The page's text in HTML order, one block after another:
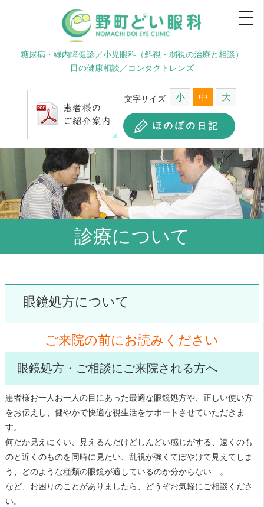
糖尿病・緑内障健診／小児眼科（斜視・弱視の治療と相談）
目の健康相談／コンタクトレンズ
文字サイズ 小 中 大
診療について
眼鏡処方について
ご来院の前にお読みください
眼鏡処方・ご相談にご来院される方へ
患者様お一人お一人の目にあった最適な眼鏡処方や、正しい使い方
をお伝えし、健やかで快適な視生活をサポートさせていただきま
す。
何だか見えにくい、見えるんだけどしんどい感じがする、遠くのも
のと近くのものを同時に見たい、乱視が強くてぼやけて見えてしま
う、どのような種類の眼鏡が適しているのか分からない…。
など、お困りのことがありましたら、どうぞお気軽にご相談くださ
い。